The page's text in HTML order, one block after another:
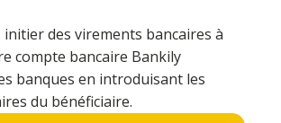
des virements bancaires à
compte bancaire Bankily
banques en introduisant les
du bénéficiaire.